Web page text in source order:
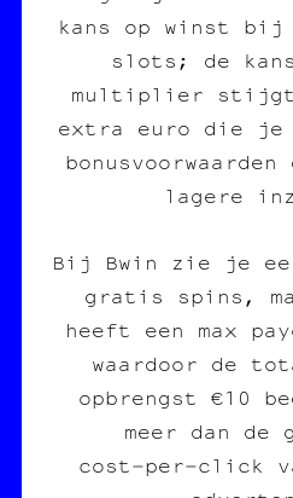
kans op winst bij
slots; de
multiplier stijgt
extra euro die je
lagere
Bij Bwin zie je
gratis spins,
heeft een max
waardoor de
opbrengst €10
meer dan de
cost‑per‑click